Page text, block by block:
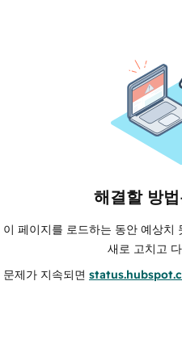
해결할 방
이 페이지를 로드하는 동안 예상치
새로 고치고
문제가 지속되면